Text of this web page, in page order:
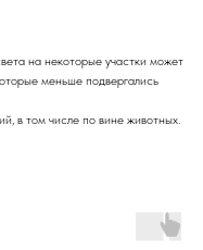
на некоторые участки может
меньше подвергались
в том числе по вине животных.